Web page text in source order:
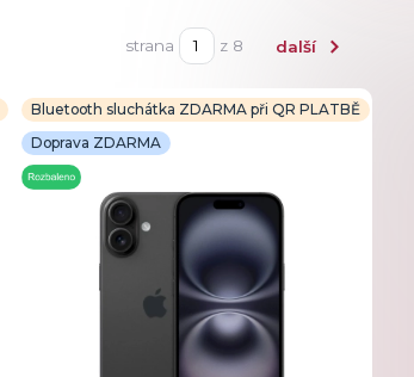
strana z 8 další
Bluetooth sluchátka ZDARMA při QR PLATBĚ
Doprava ZDARMA